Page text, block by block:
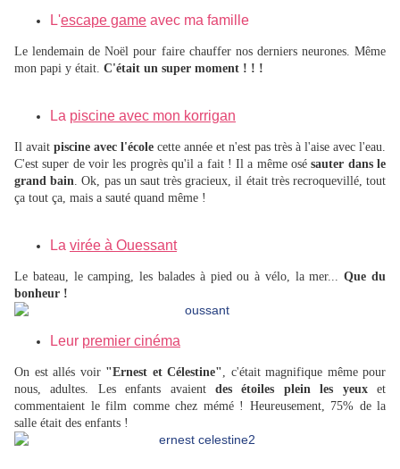
L'escape game avec ma famille
Le lendemain de Noël pour faire chauffer nos derniers neurones. Même
mon papi y était. C'était un super moment ! ! !
La piscine avec mon korrigan
Il avait piscine avec l'école cette année et n'est pas très à l'aise avec l'eau.
C'est super de voir les progrès qu'il a fait ! Il a même osésauter dans le
grand bain. Ok, pas un saut très gracieux, il était très recroquevillé, tout
ça tout ça, mais a sauté quand même !
La virée à Ouessant
Le bateau, le camping, les balades à pied ou à vélo, la mer...Que du
bonheur !
Leur premier cinéma
On est allés voir "Ernest et Célestine", c'était magnifique même pour
nous, adultes. Les enfants avaient des étoiles plein les yeuxet
commentaient le film comme chez mémé ! Heureusement, 75% de la
salle était des enfants !